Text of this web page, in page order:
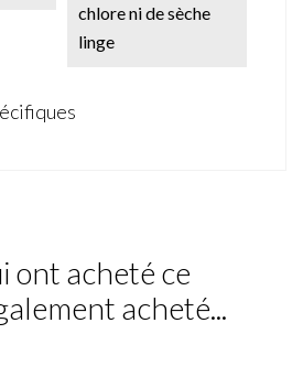
chlore ni de sèche
linge
ont acheté ce
acheté...